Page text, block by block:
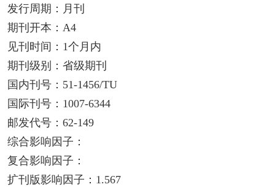
发行周期：月刊
期刊开本：A4
见刊时间：1个月内
期刊级别：省级期刊
国内刊号：51-1456/TU
国际刊号：1007-6344
邮发代号：62-149
综合影响因子：
复合影响因子：
扩刊版影响因子：1.567